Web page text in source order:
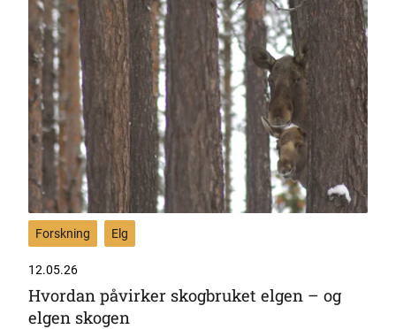
Forskning Elg
12.05.26
Hvordan påvirker skogbruket elgen – og
elgen skogen